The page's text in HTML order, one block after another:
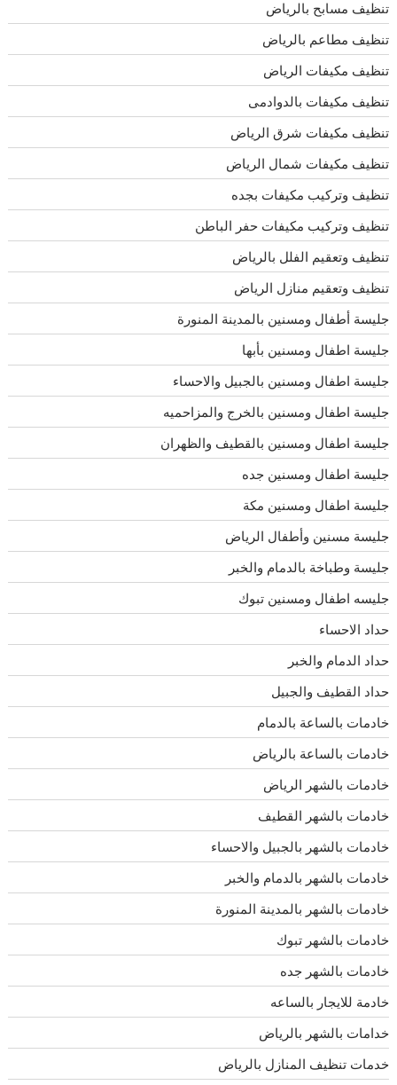
تنظيف مسابح بالرياض
تنظيف مطاعم بالرياض
تنظيف مكيفات الرياض
تنظيف مكيفات بالدوادمى
تنظيف مكيفات شرق الرياض
تنظيف مكيفات شمال الرياض
تنظيف وتركيب مكيفات بجده
تنظيف وتركيب مكيفات حفر الباطن
تنظيف وتعقيم الفلل بالرياض
تنظيف وتعقيم منازل الرياض
جليسة أطفال ومسنين بالمدينة المنورة
جليسة اطفال ومسنين بأبها
جليسة اطفال ومسنين بالجبيل والاحساء
جليسة اطفال ومسنين بالخرج والمزاحميه
جليسة اطفال ومسنين بالقطيف والظهران
جليسة اطفال ومسنين جده
جليسة اطفال ومسنين مكة
جليسة مسنين وأطفال الرياض
جليسة وطباخة بالدمام والخبر
جليسه اطفال ومسنين تبوك
حداد الاحساء
حداد الدمام والخبر
حداد القطيف والجبيل
خادمات بالساعة بالدمام
خادمات بالساعة بالرياض
خادمات بالشهر الرياض
خادمات بالشهر القطيف
خادمات بالشهر بالجبيل والاحساء
خادمات بالشهر بالدمام والخبر
خادمات بالشهر بالمدينة المنورة
خادمات بالشهر تبوك
خادمات بالشهر جده
خادمة للايجار بالساعه
خدامات بالشهر بالرياض
خدمات تنظيف المنازل بالرياض